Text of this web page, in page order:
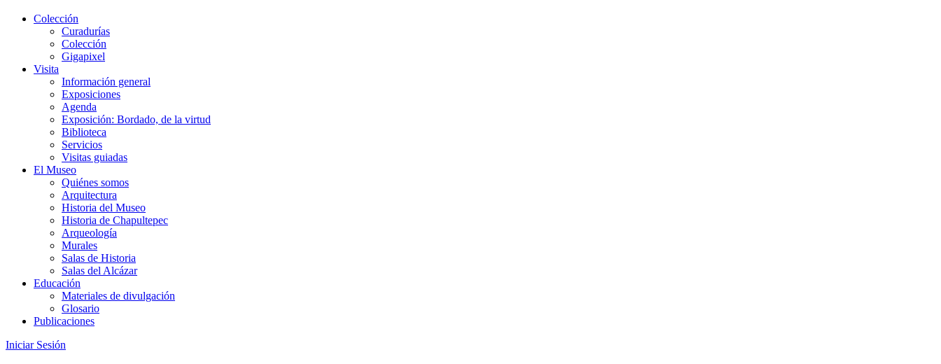
Colección
Curadurías
Colección
Gigapixel
Visita
Información general
Exposiciones
Agenda
Exposición: Bordado, de la virtud
Biblioteca
Servicios
Visitas guiadas
El Museo
Quiénes somos
Arquitectura
Historia del Museo
Historia de Chapultepec
Arqueología
Murales
Salas de Historia
Salas del Alcázar
Educación
Materiales de divulgación
Glosario
Publicaciones
Iniciar Sesión